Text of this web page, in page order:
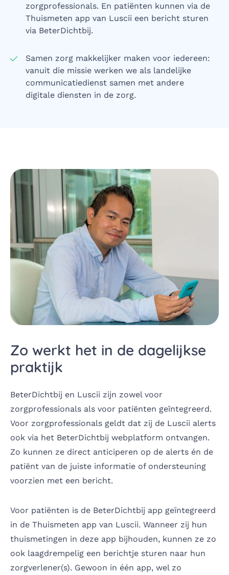
zorgprofessionals. En patiënten kunnen via de
Thuismeten app van Luscii een bericht sturen
via BeterDichtbij.
Samen zorg makkelijker maken voor iedereen:
vanuit die missie werken we als landelijke
communicatiedienst samen met andere
digitale diensten in de zorg.
Zo werkt het in de dagelijkse
praktijk
BeterDichtbij en Luscii zijn zowel voor
zorgprofessionals als voor patiënten geïntegreerd.
Voor zorgprofessionals geldt dat zij de Luscii alerts
ook via het BeterDichtbij webplatform ontvangen.
Zo kunnen ze direct anticiperen op de alerts én de
patiënt van de juiste informatie of ondersteuning
voorzien met een bericht.
Voor patiënten is de BeterDichtbij app geïntegreerd
in de Thuismeten app van Luscii. Wanneer zij hun
thuismetingen in deze app bijhouden, kunnen ze zo
ook laagdrempelig een berichtje sturen naar hun
zorgverlener(s). Gewoon in één app, wel zo